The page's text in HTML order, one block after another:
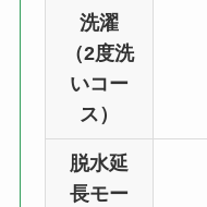
洗濯
（2度洗
いコー
ス）
脱水延
長モー